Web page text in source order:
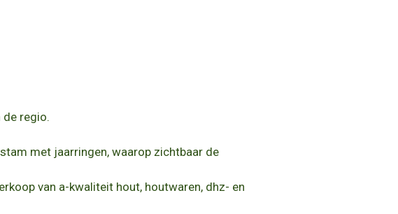
regio.
met jaarringen, waarop zichtbaar de
van a-kwaliteit hout, houtwaren, dhz- en